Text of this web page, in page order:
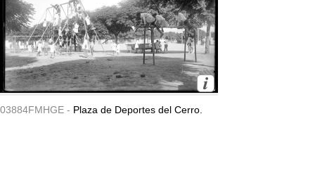
03884FMHGE - Plaza de Deportes del Cerro.